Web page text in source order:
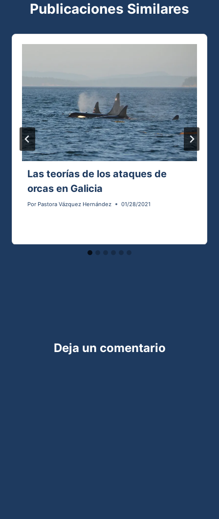
Publicaciones Similares
Las teorías de los ataques de
orcas en Galicia
Por Pastora Vázquez Hernández 01/28/2021
Deja un comentario